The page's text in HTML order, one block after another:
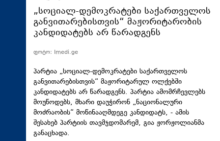
მსოფლიო
ჯანდაცვა
თავდაცვა
რეგიონი
კულტურა
სპორტი
„სოციალ-დემოკრატები საქართველოს
განვითარებისთვის“ მაჟორიტარობის
კანდიდატებს არ წარადგენს
ფოტო: Imedi.ge
პარტია „სოციალ-დემოკრატები საქართველოს
განვითარებისთვის“ მაჟორიტარულ ოლქებში
კანდიდატებს არ წარადგენს. პარტია ამომრჩევლებს
მოუწოდებს, მხარი დაუჭირონ „ნაციონალური
მოძრაობის“ მოწინააღმდეგე კანდიდატს, - ამის
შესახებ პარტიის თავმჯდომარემ, გია ჟორჟოლიანმა
განაცხადა.